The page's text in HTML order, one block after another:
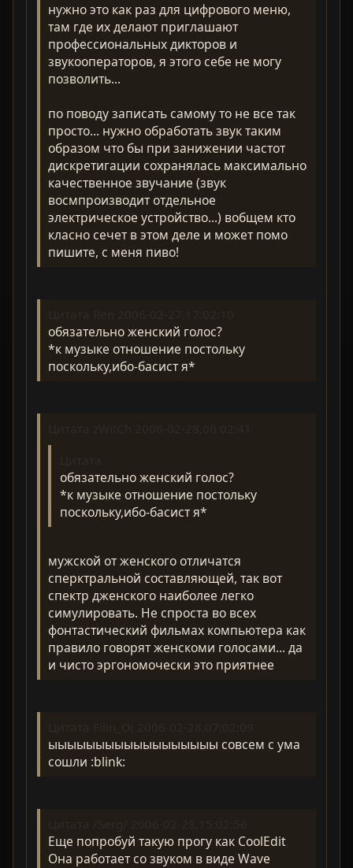
нужно это как раз для цифрового меню,
там где их делают приглашают
профессиональных дикторов и
звукооператоров, я этого себе не могу
позволить...
по поводу записать самому то не все так
просто... нужно обработать звук таким
образом что бы при занижении частот
дискретигации сохранялась максимально
качественное звучание (звук
восмпроизводит отдельное
электрическое устройство...) вобщем кто
класно сечет в этом деле и может помо
пишите, с меня пиво!
обязательно женский голос?
*к музыке отношение постольку
поскольку,ибо-басист я*
обязательно женский голос?
*к музыке отношение постольку
поскольку,ибо-басист я*
мужской от женского отличатся
сперктральной составляющей, так вот
спектр дженского наиболее легко
симулировать. Не спроста во всех
фонтастический фильмах компьютера как
правило говорят женскоми голосами... да
и чисто эргономочески это приятнее
ыыыыыыыыыыыыыыыыыы совсем с ума
сошли :blink:
Еще попробуй такую прогу как CoolEdit
Она работает со звуком в виде Wave